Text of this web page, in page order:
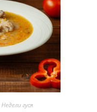
Недели гуся